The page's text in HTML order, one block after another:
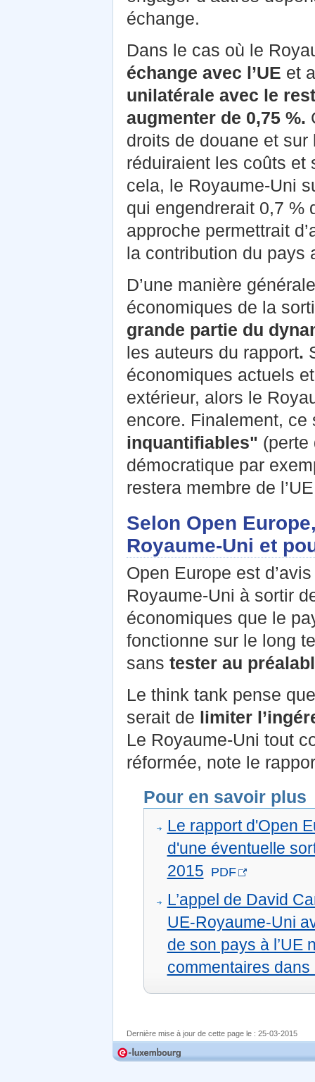
échange.
Dans le cas où le
échange avec l’UE et
unilatérale avec le
augmenter de 0,75 %.
droits de douane et sur
réduiraient les coûts et
cela, le Royaume-Uni
qui engendrerait 0,7 %
approche permettrait
la contribution du pays
D’une manière
économiques de la
grande partie du
les auteurs du rapport.
économiques actuels
extérieur, alors le
encore. Finalement,
inquantifiables" (perte
démocratique par
restera membre de
Selon Open
Royaume-Uni et
Open Europe est
Royaume-Uni à sortir
économiques que le
fonctionne sur le long
sans tester au
Le think tank pense
serait de limiter
Le Royaume-Uni tout
réformée, note le
Pour en savoir plus
Le rapport d'Open
d'une éventuelle
2015 PDF
L’appel de David
UE-Royaume-Uni
de son pays à l’UE
commentaires dans
Dernière mise à jour de cette page le : 25-03-2015